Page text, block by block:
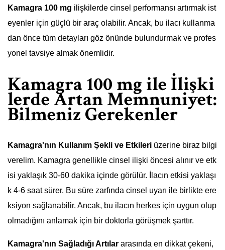
Kamagra 100 mg ilişkilerde cinsel performansı artırmak ist
eyenler için güçlü bir araç olabilir. Ancak, bu ilacı kullanma
dan önce tüm detayları göz önünde bulundurmak ve profes
yonel tavsiye almak önemlidir.
Kamagra 100 mg ile İlişki
lerde Artan Memnuniyet:
Bilmeniz Gerekenler
Kamagra'nın Kullanım Şekli ve Etkileri üzerine biraz bilgi
verelim. Kamagra genellikle cinsel ilişki öncesi alınır ve etk
isi yaklaşık 30-60 dakika içinde görülür. İlacın etkisi yaklaşı
k 4-6 saat sürer. Bu süre zarfında cinsel uyarı ile birlikte ere
ksiyon sağlanabilir. Ancak, bu ilacın herkes için uygun olup
olmadığını anlamak için bir doktorla görüşmek şarttır.
Kamagra'nın Sağladığı Artılar arasında en dikkat çekeni,